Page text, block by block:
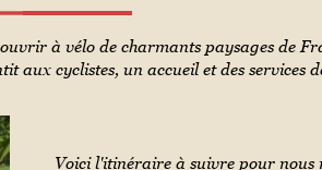
à vélo de charmants paysages de
aux cyclistes, un accueil et des services
Voici l'itinéraire à suivre pour